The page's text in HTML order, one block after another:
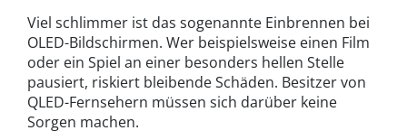
Viel schlimmer ist das sogenannte Einbrennen bei
OLED-Bildschirmen. Wer beispielsweise einen Film
oder ein Spiel an einer besonders hellen Stelle
pausiert, riskiert bleibende Schäden. Besitzer von
QLED-Fernsehern müssen sich darüber keine
Sorgen machen.